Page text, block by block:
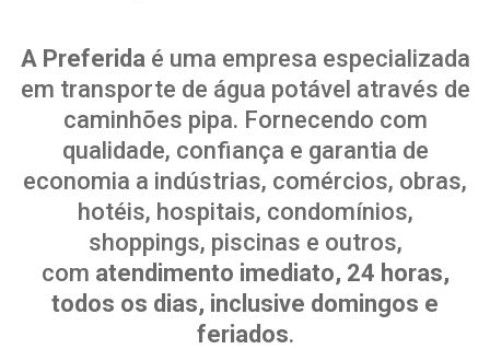
A Preferidaé uma empresa especializada
em transporte de água potável através de
caminhões pipa. Fornecendo com
qualidade, confiança e garantia de
economia a indústrias, comércios, obras,
hotéis, hospitais, condomínios,
shoppings, piscinas e outros,
com atendimento imediato, 24 horas,
todos os dias, inclusive domingos e
feriados.